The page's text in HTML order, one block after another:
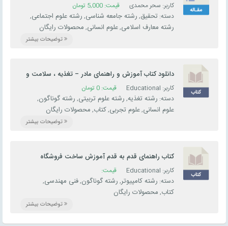
کاربر: سحر محمدی قیمت: 5,000 تومان
دسته: تحقیق, رشته جامعه شناسی, رشته علوم اجتماعی,
رشته معارف اسلامی,علوم انسانی, محصولات رایگان
توضیحات بیشتر
دانلود کتاب آموزش و راهنمای مادر – تغذیه ، سلامت و
فعالیت جسمی کودک
کاربر: Educational قیمت: 0 تومان
دسته: رشته تغذیه, رشته علوم تربیتی, رشته گوناگون,
علوم انسانی,علوم تجربی,کتاب, محصولات رایگان
توضیحات بیشتر
کتاب راهنمای قدم به قدم آموزش ساخت فروشگاه
اینترنتی با ووکامرس
کاربر: Educational
قیمت:
دسته: رشته کامپیوتر, رشته گوناگون,فنی مهندسی,
کتاب, محصولات رایگان
توضیحات بیشتر